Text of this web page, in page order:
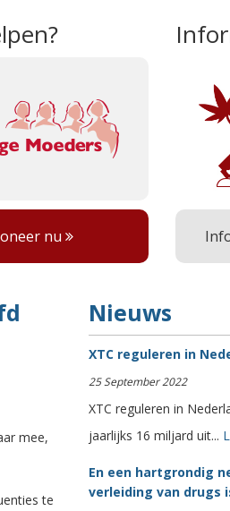
nu
mee,
te
Nieuws
XTC reguleren in
25 September 2022
XTC reguleren in
jaarlijks 16 miljard uit...
En een hartgrondig
verleiding van drugs